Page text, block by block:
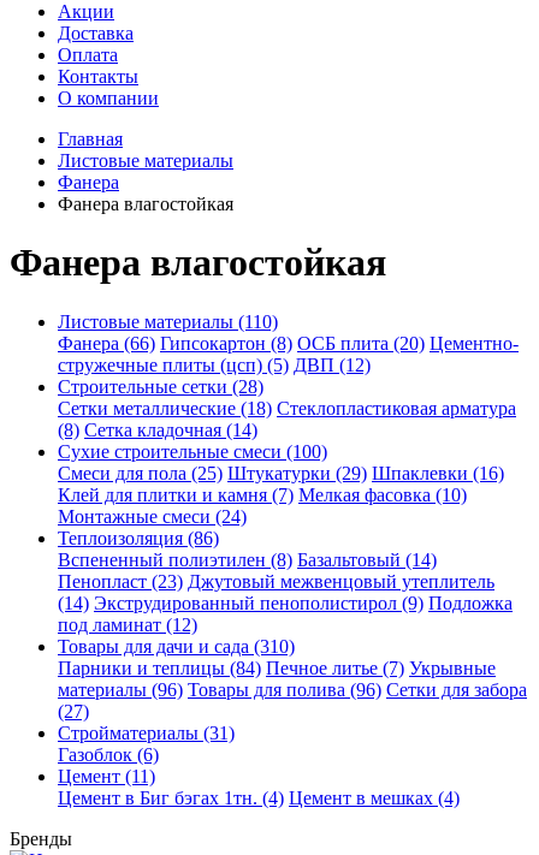
Акции
Доставка
Оплата
Контакты
О компании
Главная
Листовые материалы
Фанера
Фанера влагостойкая
Фанера влагостойкая
Листовые материалы (110)
Фанера (66) Гипсокартон (8) ОСБ плита (20) Цементно-
стружечные плиты (цсп) (5) ДВП (12)
Строительные сетки (28)
Сетки металлические (18) Стеклопластиковая арматура
(8) Сетка кладочная (14)
Сухие строительные смеси (100)
Смеси для пола (25) Штукатурки (29) Шпаклевки (16)
Клей для плитки и камня (7) Мелкая фасовка (10)
Монтажные смеси (24)
Теплоизоляция (86)
Вспененный полиэтилен (8) Базальтовый (14)
Пенопласт (23) Джутовый межвенцовый утеплитель
(14) Экструдированный пенополистирол (9) Подложка
под ламинат (12)
Товары для дачи и сада (310)
Парники и теплицы (84) Печное литье (7) Укрывные
материалы (96) Товары для полива (96) Сетки для забора
(27)
Стройматериалы (31)
Газоблок (6)
Цемент (11)
Цемент в Биг бэгах 1тн. (4) Цемент в мешках (4)
Бренды